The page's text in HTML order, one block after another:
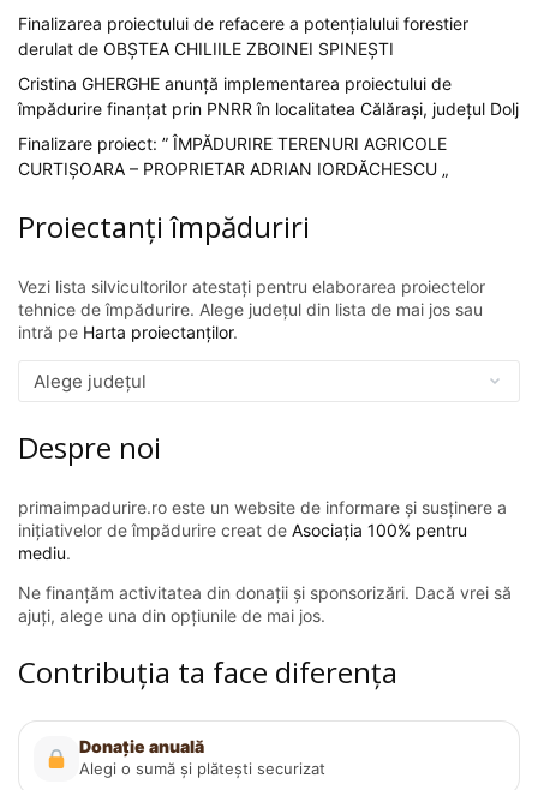
Finalizarea proiectului de refacere a potențialului forestier
derulat de OBȘTEA CHILIILE ZBOINEI SPINEȘTI
Cristina GHERGHE anunță implementarea proiectului de
împădurire finanțat prin PNRR în localitatea Călărași, județul Dolj
Finalizare proiect: ” ÎMPĂDURIRE TERENURI AGRICOLE
CURTIȘOARA – PROPRIETAR ADRIAN IORDĂCHESCU „
Proiectanți împăduriri
Vezi lista silvicultorilor atestați pentru elaborarea proiectelor
tehnice de împădurire. Alege județul din lista de mai jos sau
intră pe Harta proiectanților.
Despre noi
primaimpadurire.ro este un website de informare și susținere a
inițiativelor de împădurire creat de Asociația 100% pentru
mediu.
Ne finanțăm activitatea din donații și sponsorizări. Dacă vrei să
ajuți, alege una din opțiunile de mai jos.
Contribuția ta face diferența
Donație anuală
Alegi o sumă și plătești securizat